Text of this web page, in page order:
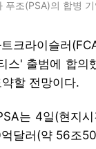
조(PSA)의 합병
크라이슬러
스' 출범에 합의
할 전망이다.
는 4일(현지
달러(약 56조